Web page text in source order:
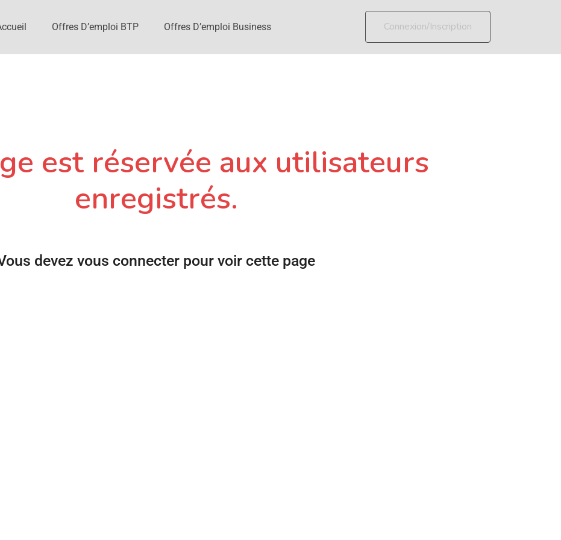
Offres D’emploi BTP Offres D’emploi Business Connexion/Inscription
est réservée aux utilisateurs
enregistrés.
devez vous connecter pour voir cette page